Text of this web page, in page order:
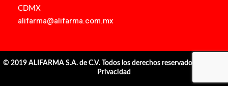
CDMX
alifarma@alifarma.com.mx
© 2019 ALIFARMA S.A. de C.V. Todos los derechos reservados |
Privacidad